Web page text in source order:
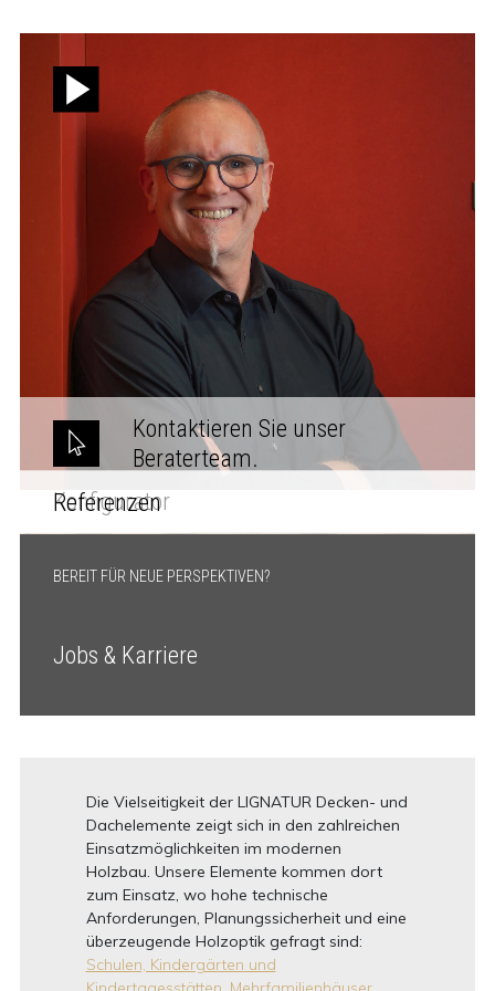
Kontaktieren Sie unser
Beraterteam.
Konfigurator
Referenzen
BEREIT FÜR NEUE PERSPEKTIVEN?
Jobs & Karriere
Die Vielseitigkeit der LIGNATUR Decken- und
Dachelemente zeigt sich in den zahlreichen
Einsatzmöglichkeiten im modernen
Holzbau. Unsere Elemente kommen dort
zum Einsatz, wo hohe technische
Anforderungen, Planungssicherheit und eine
überzeugende Holzoptik gefragt sind:
Schulen, Kindergärten und